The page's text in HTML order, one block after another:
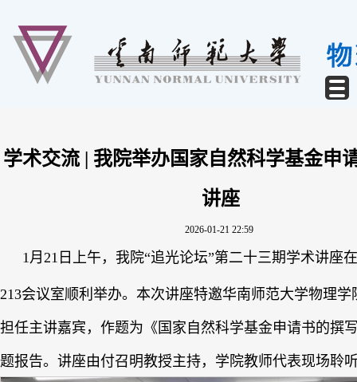
学术交流 | 我院举办国家自然科学基金申
讲座
2026-01-21 22:59
1月21日上午，我院“追光论坛”第二十三期学术讲座
213会议室顺利举办。本次讲座特邀华南师范大学物理学
担任主讲嘉宾，作题为《国家自然科学基金申请书的撰
题报告。讲座由付召明教授主持，学院教师代表现场聆